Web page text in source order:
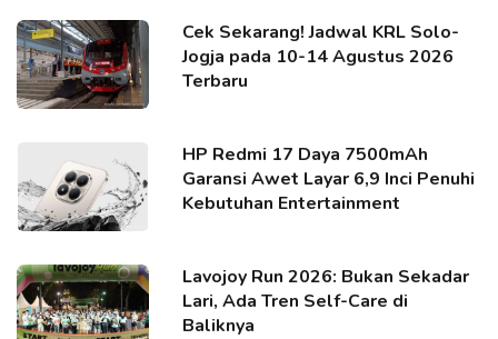
Cek Sekarang! Jadwal KRL Solo-
Jogja pada 10-14 Agustus 2026
Terbaru
HP Redmi 17 Daya 7500mAh
Garansi Awet Layar 6,9 Inci Penuhi
Kebutuhan Entertainment
Lavojoy Run 2026: Bukan Sekadar
Lari, Ada Tren Self-Care di
Baliknya